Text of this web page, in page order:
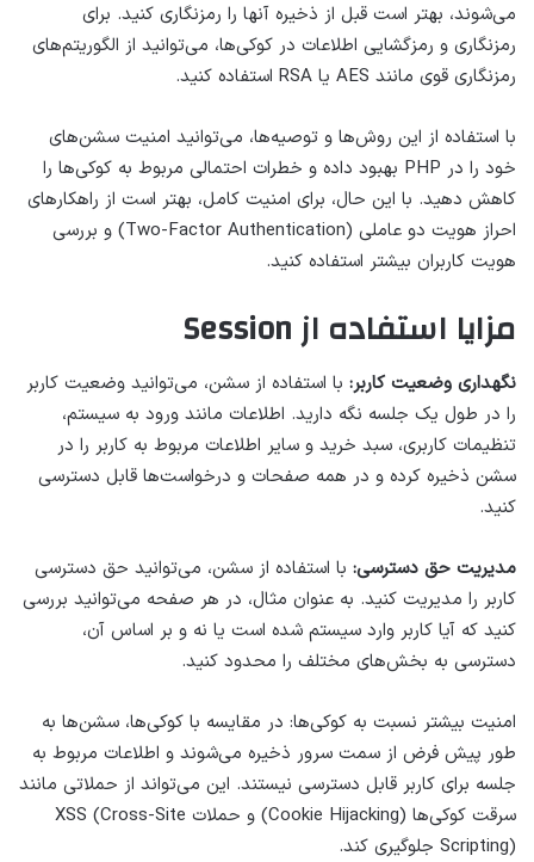
می‌شوند، بهتر است قبل از ذخیره آنها را رمزنگاری کنید. برای
رمزنگاری و رمزگشایی اطلاعات در کوکی‌ها، می‌توانید از الگوریتم‌های
رمزنگاری قوی مانند AES یا RSA استفاده کنید.
با استفاده از این روش‌ها و توصیه‌ها، می‌توانید امنیت سشن‌های
خود را در PHP بهبود داده و خطرات احتمالی مربوط به کوکی‌ها را
کاهش دهید. با این حال، برای امنیت کامل، بهتر است از راهکارهای
احراز هویت دو عاملی (Two-Factor Authentication) و بررسی
هویت کاربران بیشتر استفاده کنید.
مزایا استفاده از Session
نگهداری وضعیت کاربر: با استفاده از سشن، می‌توانید وضعیت کاربر
را در طول یک جلسه نگه دارید. اطلاعات مانند ورود به سیستم،
تنظیمات کاربری، سبد خرید و سایر اطلاعات مربوط به کاربر را در
سشن ذخیره کرده و در همه صفحات و درخواست‌ها قابل دسترسی
کنید.
مدیریت حق دسترسی: با استفاده از سشن، می‌توانید حق دسترسی
کاربر را مدیریت کنید. به عنوان مثال، در هر صفحه می‌توانید بررسی
کنید که آیا کاربر وارد سیستم شده است یا نه و بر اساس آن،
دسترسی به بخش‌های مختلف را محدود کنید.
امنیت بیشتر نسبت به کوکی‌ها: در مقایسه با کوکی‌ها، سشن‌ها به
طور پیش فرض از سمت سرور ذخیره می‌شوند و اطلاعات مربوط به
جلسه برای کاربر قابل دسترسی نیستند. این می‌تواند از حملاتی مانند
سرقت کوکی‌ها (Cookie Hijacking) و حملات XSS (Cross-Site
Scripting) جلوگیری کند.